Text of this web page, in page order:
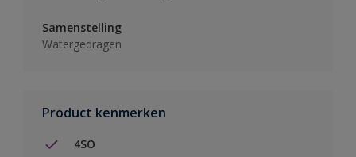
Samenstelling
Watergedragen
Product kenmerken
4SO